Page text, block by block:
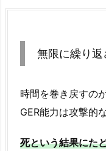
無限に繰り
時間を巻き戻すの
GER能力は攻撃的
死という結果にた